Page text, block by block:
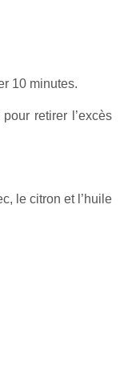
10 minutes.
retirer l’excès
le citron et l’huile